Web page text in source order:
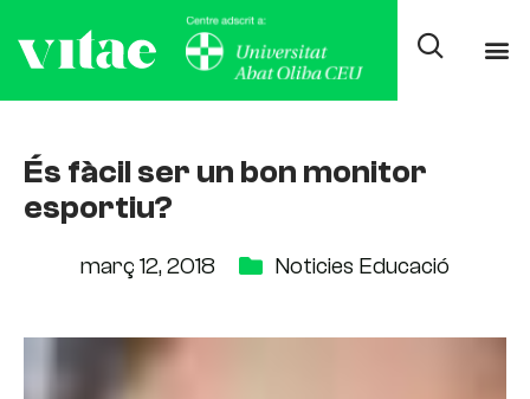
És fàcil ser un bon monitor
esportiu?
març 12, 2018 Noticies Educació